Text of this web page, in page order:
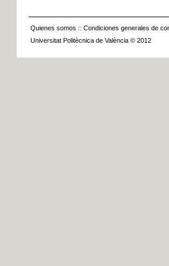
Quienes somos :: Condiciones generales de
Universitat Politècnica de València © 2012